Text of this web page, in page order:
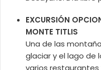
EXCURSIÓN
MONTE TITLIS
Una de las
glaciar y el lago de
varios